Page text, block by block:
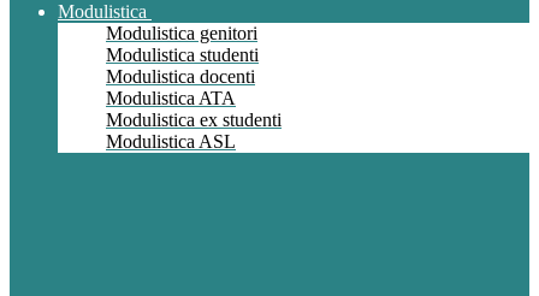
Modulistica
Modulistica genitori
Modulistica studenti
Modulistica docenti
Modulistica ATA
Modulistica ex studenti
Modulistica ASL